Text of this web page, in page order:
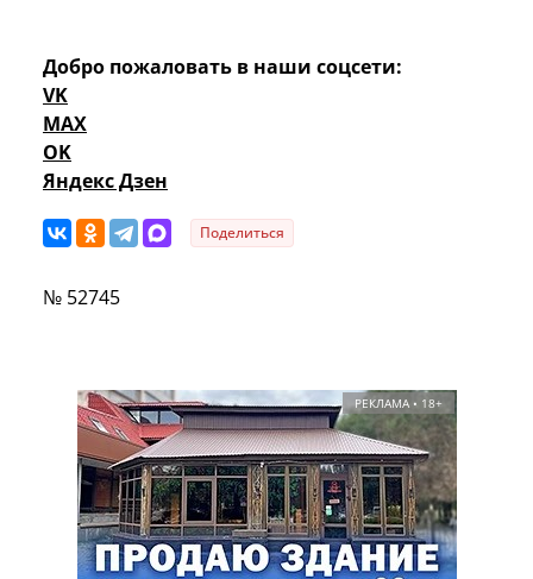
Добро пожаловать в наши соцсети:
VK
MAX
OK
Яндекс Дзен
Поделиться
№ 52745
РЕКЛАМА • 18+